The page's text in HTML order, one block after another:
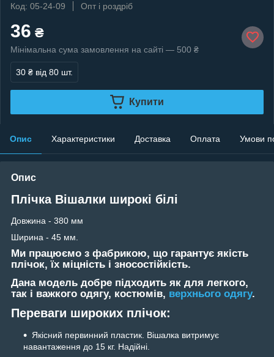
Код: 05-24-09
Опт і роздріб
36 ₴
Мінімальна сума замовлення на сайті — 500 ₴
30 ₴ від 80 шт.
Купити
Опис Характеристики Доставка Оплата Умови
Опис
Плічка Вішалки широкі білі
Довжина - 380 мм
Ширина - 45 мм.
Ми працюємо з фабрикою, що гарантує якість
плічок, їх міцність і зносостійкість.
Дана модель добре підходить як для легкого,
так і важкого одягу, костюмів, верхнього одягу.
Переваги широких плічок:
Якісний первинний пластик. Вішалка витримує
навантаження до 15 кг. Надійні.